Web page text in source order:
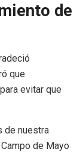
de
que
evitar que
de nuestra
de Mayo